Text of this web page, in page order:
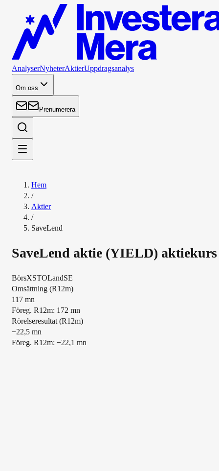
AnalyserNyheterAktierUppdragsanalys
Om oss
Prenumerera
Hem
/
Aktier
/
SaveLend
SaveLend aktie (YIELD) aktiekurs
BörsXSTOLandSE
Översikt
Omsättning (R12m)
117 mn
Föreg. R12m: 172 mn
Rörelseresultat (R12m)
−22,5 mn
Föreg. R12m: −22,1 mn